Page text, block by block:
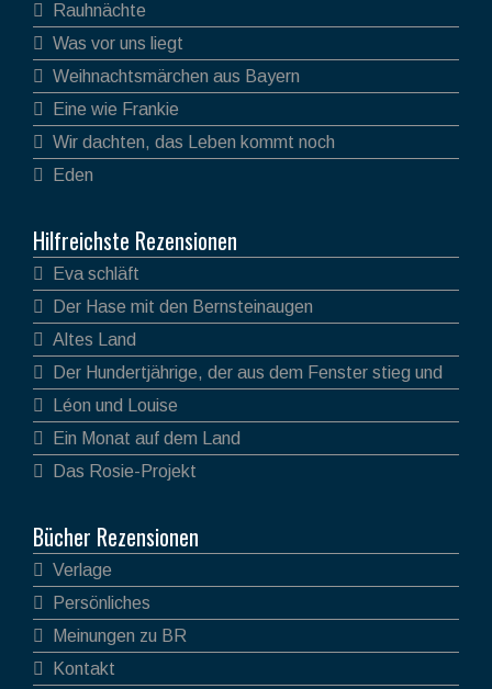
Rauhnächte
Was vor uns liegt
Weihnachtsmärchen aus Bayern
Eine wie Frankie
Wir dachten, das Leben kommt noch
Eden
Hilfreichste Rezensionen
Eva schläft
Der Hase mit den Bernsteinaugen
Altes Land
Der Hundertjährige, der aus dem Fenster stieg und
verschwand
Léon und Louise
Ein Monat auf dem Land
Das Rosie-Projekt
Bücher Rezensionen
Verlage
Persönliches
Meinungen zu BR
Kontakt